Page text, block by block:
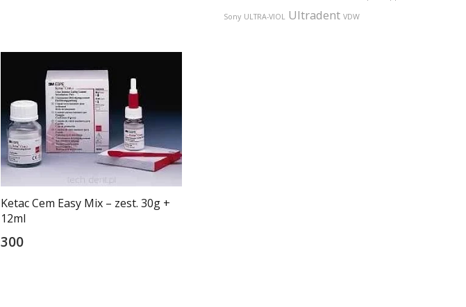
Ketac Cem Easy Mix – zest. 30g +
12ml
300
Sony ULTRA-VIOL Ultradent VDW